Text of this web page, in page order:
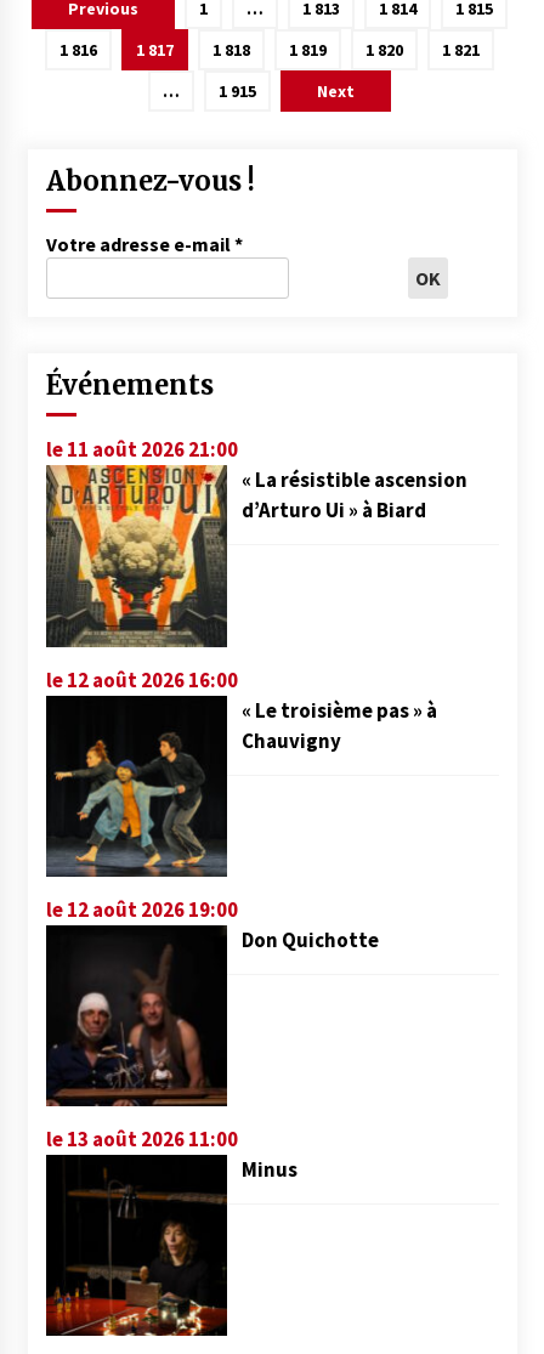
des
publications
Previous 1 … 1 813 1 814
1 815
1 816
1 817 1 818 1 819 1 820
1 821
…
1 915 Next
Abonnez-vous !
Votre adresse e-mail*
Événements
le 11 août 2026 21:00
« La résistible ascension
d’Arturo Ui » à Biard
le 12 août 2026 16:00
« Le troisième pas » à
Chauvigny
le 12 août 2026 19:00
Don Quichotte
le 13 août 2026 11:00
Minus